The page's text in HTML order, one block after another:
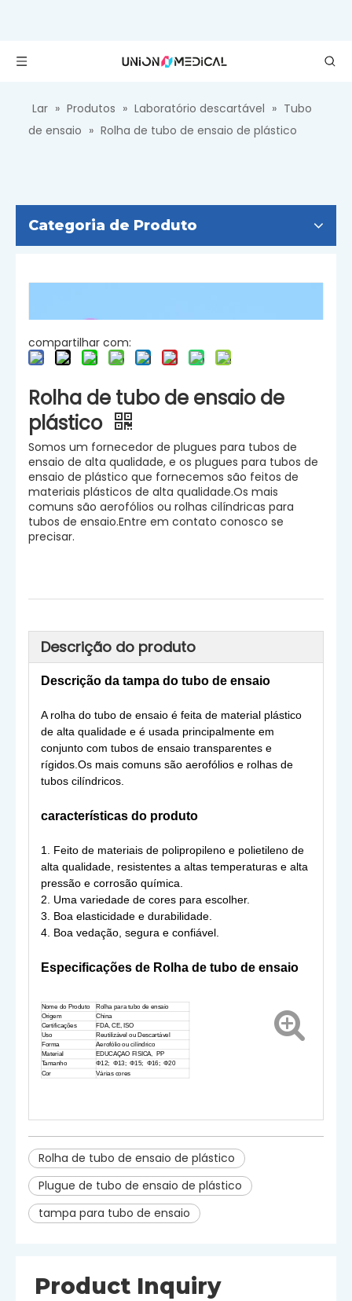
Lar » Produtos » Laboratório descartável » Tubo
de ensaio » Rolha de tubo de ensaio de plástico
Categoria de Produto
compartilhar com:
Rolha de tubo de ensaio de
plástico
Somos um fornecedor de plugues para tubos de
ensaio de alta qualidade, e os plugues para tubos de
ensaio de plástico que fornecemos são feitos de
materiais plásticos de alta qualidade.Os mais
comuns são aerofólios ou rolhas cilíndricas para
tubos de ensaio.Entre em contato conosco se
precisar.
Descrição do produto
Descrição da tampa do tubo de ensaio
A rolha do tubo de ensaio é feita de material plástico
de alta qualidade e é usada principalmente em
conjunto com tubos de ensaio transparentes e
rígidos.Os mais comuns são aerofólios e rolhas de
tubos cilíndricos.
características do produto
1. Feito de materiais de polipropileno e polietileno de
alta qualidade, resistentes a altas temperaturas e alta
pressão e corrosão química.
2. Uma variedade de cores para escolher.
3. Boa elasticidade e durabilidade.
4. Boa vedação, segura e confiável.
Especificações de Rolha de tubo de ensaio
Nome do Produto
Rolha para tubo de ensaio
Origem
China
Certificações
FDA, CE, ISO
Uso
Reutilizável ou Descartável
Forma
Aerofólio ou cilíndrico
Material
EDUCAÇAO FISICA, PP
Tamanho
Φ12; Φ13; Φ15; Φ16; Φ20
Cor
Várias cores
Rolha de tubo de ensaio de plástico
Plugue de tubo de ensaio de plástico
tampa para tubo de ensaio
Product Inquiry